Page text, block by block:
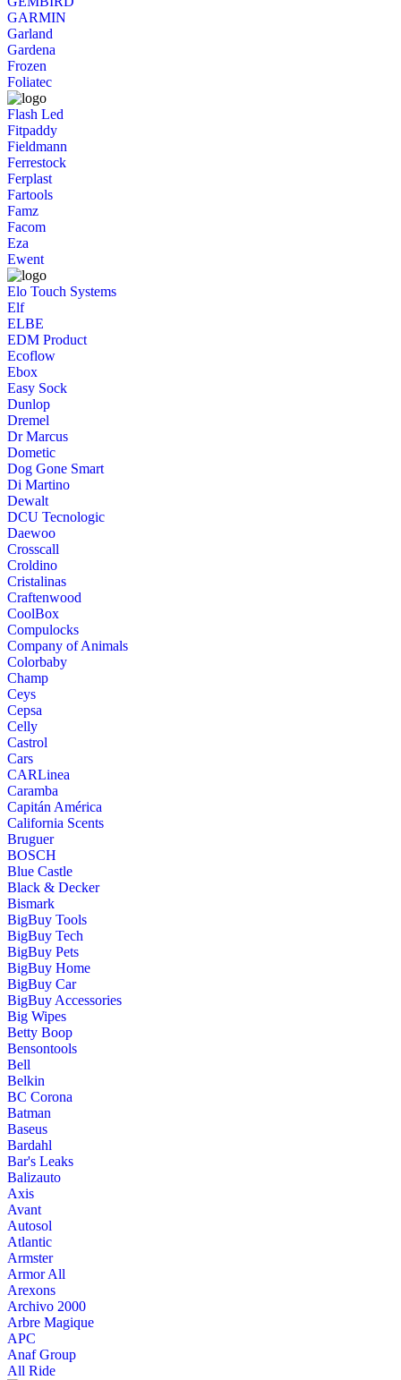
GARMIN
Garland
Gardena
Frozen
Foliatec
Flash Led
Fitpaddy
Fieldmann
Ferrestock
Ferplast
Fartools
Famz
Facom
Eza
Ewent
Elo Touch Systems
Elf
ELBE
EDM Product
Ecoflow
Ebox
Easy Sock
Dunlop
Dremel
Dr Marcus
Dometic
Dog Gone Smart
Di Martino
Dewalt
DCU Tecnologic
Daewoo
Crosscall
Croldino
Cristalinas
Craftenwood
CoolBox
Compulocks
Company of Animals
Colorbaby
Champ
Ceys
Cepsa
Celly
Castrol
Cars
CARLinea
Caramba
Capitán América
California Scents
Bruguer
BOSCH
Blue Castle
Black & Decker
Bismark
BigBuy Tools
BigBuy Tech
BigBuy Pets
BigBuy Home
BigBuy Car
BigBuy Accessories
Big Wipes
Betty Boop
Bensontools
Bell
Belkin
BC Corona
Batman
Baseus
Bardahl
Bar's Leaks
Balizauto
Axis
Avant
Autosol
Atlantic
Armster
Armor All
Arexons
Archivo 2000
Arbre Magique
APC
Anaf Group
All Ride